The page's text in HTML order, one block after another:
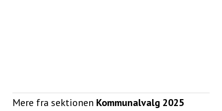
Mere fra sektionen Kommunalvalg 2025